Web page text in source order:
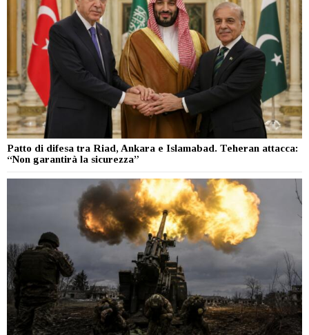
Patto di difesa tra Riad, Ankara e Islamabad. Teheran attacca:
“Non garantirà la sicurezza”